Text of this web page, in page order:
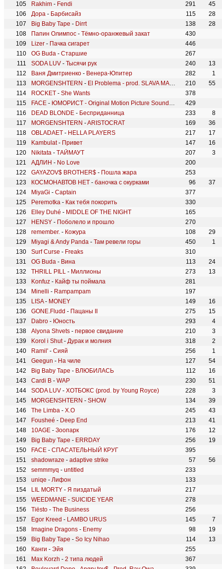
Rakhim - Fendi 291
45
Дора - Барбисайз 115
28
Big Baby Tape - Dirrt 138
28
Папин Олимпос - Тёмно-оранжевый закат
430
Lizer - Пачка сигарет
446
OG Buda - Старшие
267
SODA LUV - Тысячи рук 240
13
Ваня Дмитриенко - Венера-Юпитер 282
1
MORGENSHTERN - El Problema - prod. SLAVA MARLOW 210
55
ROCKET - She Wants
378
FACE - ЮМОРИСТ - Original Motion Picture Soundtrack
429
DEAD BLONDE - Бесприданница 233
8
MORGENSHTERN -ARISTOCRAT 169
36
OBLADAET - HELLA PLAYERS 217
17
Kambulat- Привет 147
16
Nikitata - ТАЙМАУТ 207
3
АДЛИН - No Love
200
GAYAZOV$ BROTHER$ - Пошла жара
253
КОСМОНАВТОВ НЕТ - баночка с окурками 96
37
MiyaGi - Captain
377
Peremotka - Как тебя покорить
330
Elley Duhé - MIDDLE OF THE NIGHT
165
HENSY - Поболело и прошло
270
remember. - Кожура 108
29
Miyagi & Andy Panda - Там ревели горы 450
1
Surf Curse - Freaks
310
OG Buda - Вина 113
24
THRILL PILL - Миллионы 273
13
Konfuz - Кайф ты поймала
281
Minelli - Rampampam
197
LISA- MONEY 149
16
GONE.Fludd - Пацаны II 275
15
Dabro - Юность 293
4
Alyona Shvets - первое свидание 210
3
Korol i Shut- Дурак и молния 318
2
Ramil' - Сияй 256
1
Geegun - На чиле 127
54
Big Baby Tape - ВЛЮБИЛАСЬ 112
16
Cardi B - WAP 230
51
SODA LUV - ХОТБОКС (prod. by Young Royce) 228
3
MORGENSHTERN - SHOW 134
39
The Limba - X.O 245
43
Fousheé - Deep End 213
41
10AGE - Зоопарк 176
12
Big Baby Tape - ERRDAY 256
19
FACE - СПАСАТЕЛЬНЫЙ КРУГ
395
shadowraze - adaptive strike 57
56
semmmyq - untitled
233
uniqe - Лифон
133
LIL MORTY - Я пиздатый
217
WEEDMANE - SUICIDE YEAR
278
Tiësto - The Business
256
Egor Kreed - LAMBO URUS 145
7
Imagine Dragons - Enemy 98
19
Big Baby Tape - So Icy Nihao 114
13
Канги - Эйя
255
Max Korzh - 2 типа людей
367